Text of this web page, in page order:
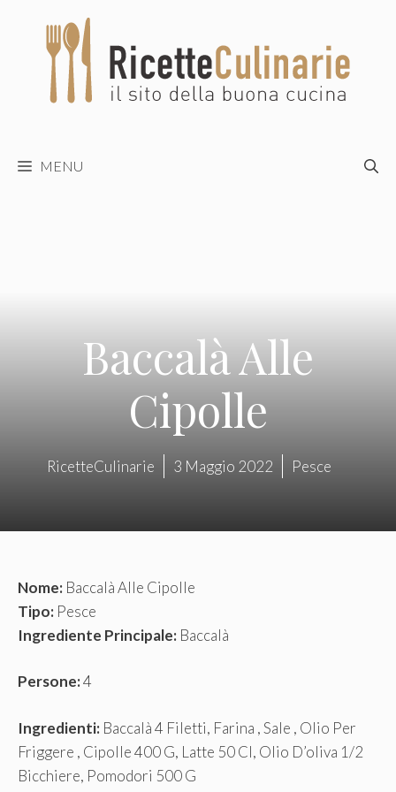
contenuto
MENU
Baccalà Alle
Cipolle
RicetteCulinarie 3 Maggio 2022 Pesce
Nome: Baccalà Alle Cipolle
Tipo: Pesce
Ingrediente Principale: Baccalà
Persone:4
Ingredienti: Baccalà 4 Filetti, Farina , Sale , Olio Per
Friggere , Cipolle 400 G, Latte 50 Cl, Olio D’oliva 1/2
Bicchiere, Pomodori 500 G